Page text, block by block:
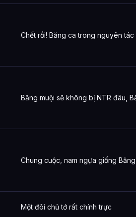
Chết rồi! Băng ca trong nguyên
Băng muội sẽ không bị NTR đâu,
Chung cuộc, nam ngựa giống
Một đôi chủ tớ rất chính trực